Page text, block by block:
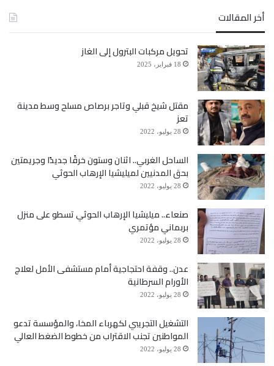
أخر المقالات
تحويل مركبات البترول إلى الغاز
18 فبراير، 2025
مقتل شيخ قبلي وتاجر برصاص مسلح وسط مدينة
تعز
28 يوليو، 2022
الساحل الغربي.. اثنان وستون خرقًا جديدًا وجريمتين
بحق المدنيين لميليشيا الإرهاب الحوثي
28 يوليو، 2022
صنعاء.. ميليشيا الإرهاب الحوثي تسطو على منزل
بربماني مؤتمري
28 يوليو، 2022
عدن.. وقفة احتجاجية أمام مستشفى الأمل لعلاج
الأورام السرطانية
28 يوليو، 2022
التشغيل التجريبي لكهرباء المخا، والمؤسسة تدعو
المواطنين تجنب الاقتراب من خطوط الضغط العالي
28 يوليو، 2022